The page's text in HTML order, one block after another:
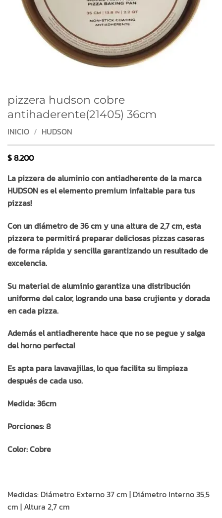
pizzera hudson cobre
antihaderente(21405) 36cm
INICIO / HUDSON
$8.200
La pizzera de aluminio con antiadherente de la marca
HUDSON es el elemento premium infaltable para tus
pizzas!
Con un diámetro de 36 cm y una altura de 2,7 cm, esta
pizzera te permitirá preparar deliciosas pizzas caseras
de forma rápida y sencilla garantizando un resultado de
excelencia.
Su material de aluminio garantiza una distribución
uniforme del calor, logrando una base crujiente y dorada
en cada pizza.
Además el antiadherente hace que no se pegue y salga
del horno perfecta!
Es apta para lavavajillas, lo que facilita su limpieza
después de cada uso.
Medida: 36cm
Porciones: 8
Color: Cobre
Medidas: Diámetro Externo 37 cm | Diámetro Interno 35,5
cm | Altura 2,7 cm